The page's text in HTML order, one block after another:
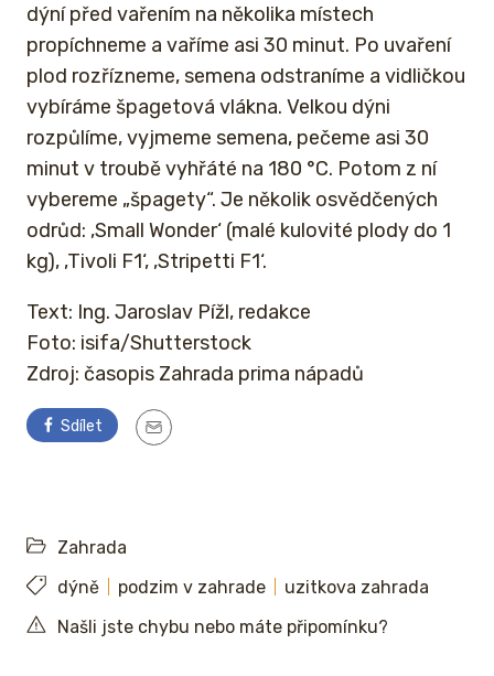
dýní před vařením na několika místech
propíchneme a vaříme asi 30 minut. Po uvaření
plod rozřízneme, semena odstraníme a vidličkou
vybíráme špagetová vlákna. Velkou dýni
rozpůlíme, vyjmeme semena, pečeme asi 30
minut v troubě vyhřáté na 180 °C. Potom z ní
vybereme „špagety“. Je několik osvědčených
odrůd: ‚Small Wonder‘ (malé kulovité plody do 1
kg), ‚Tivoli F1‘, ‚Stripetti F1‘.
Text: Ing. Jaroslav Pížl, redakce
Foto: isifa/Shutterstock
Zdroj: časopis Zahrada prima nápadů
Sdílet
Zahrada
dýně
podzim v zahrade
uzitkova zahrada
Našli jste chybu nebo máte připomínku?